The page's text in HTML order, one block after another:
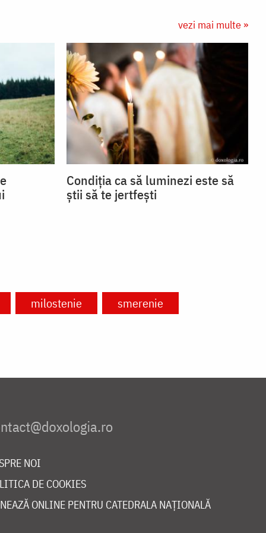
vezi mai multe »
Condiția ca să luminezi este să
știi să te jertfești
milostenie smerenie
NOI
DE COOKIES
ONLINE PENTRU CATEDRALA NAȚIONALĂ